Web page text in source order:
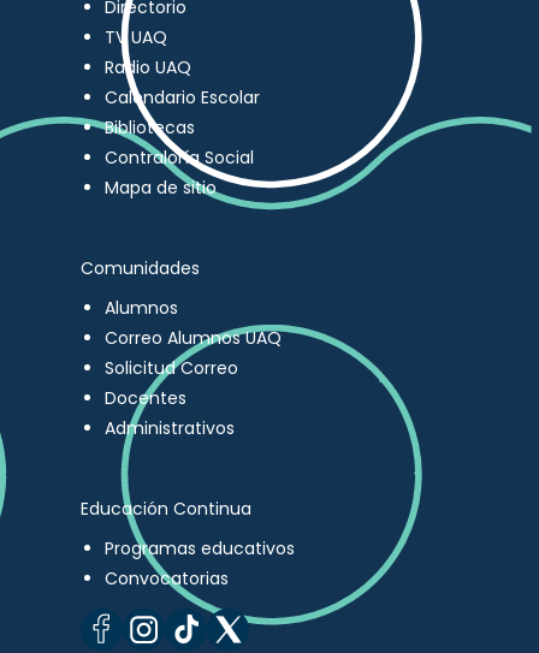
Directorio
TV UAQ
Radio UAQ
Calendario Escolar
Bibliotecas
Contraloría Social
Mapa de sitio
Comunidades
Alumnos
Correo Alumnos UAQ
Solicitud Correo
Docentes
Administrativos
Educación Continua
Programas educativos
Convocatorias